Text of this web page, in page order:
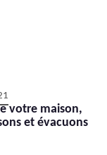
votre maison,
et évacuons